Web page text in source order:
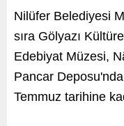
Nilüfer Belediyesi
sıra Gölyazı
Edebiyat Müzesi,
Pancar
Temmuz tarihine